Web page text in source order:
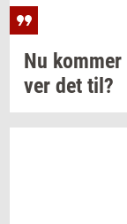
Nu kom­mer
ver det til?